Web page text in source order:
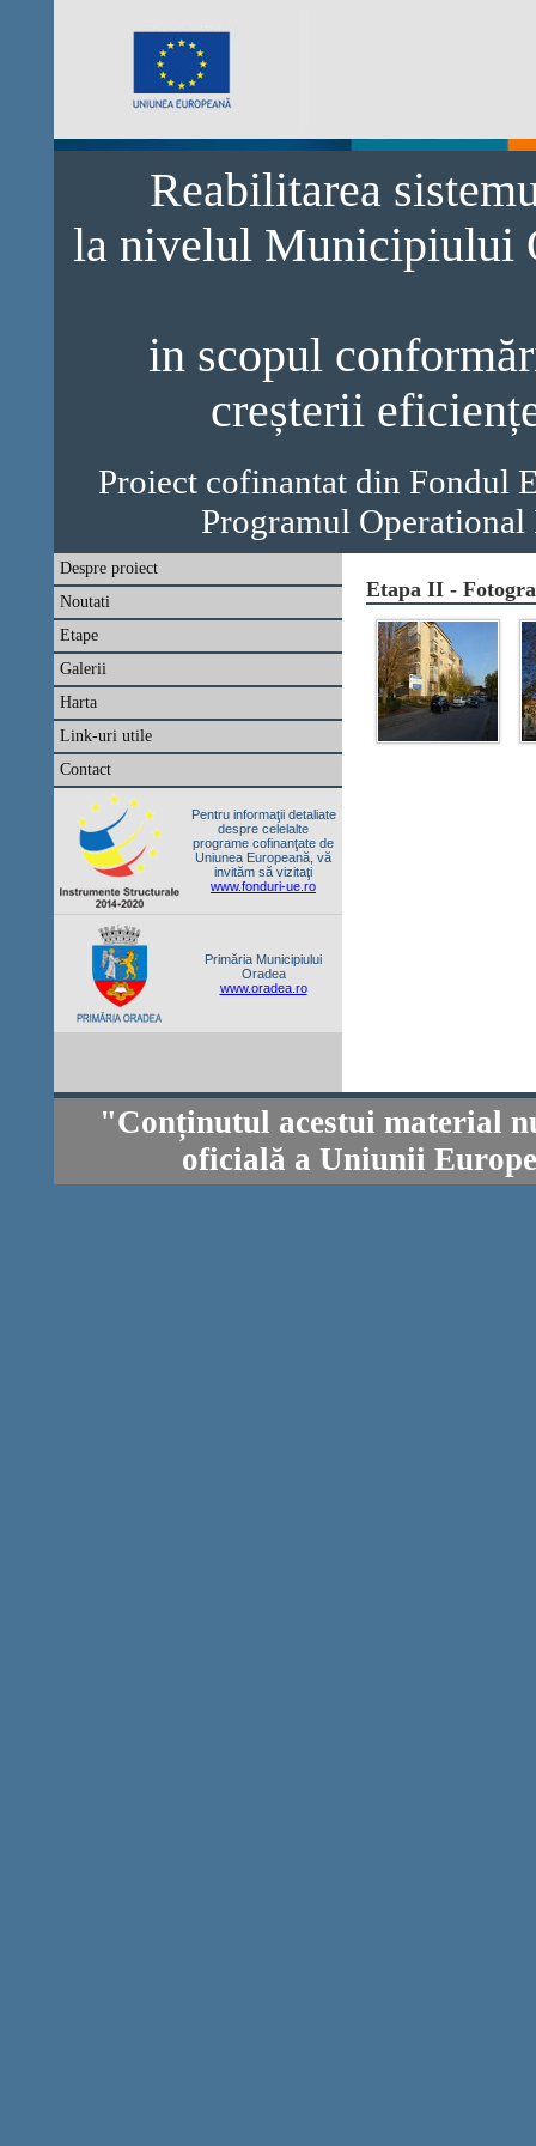
Reabilitarea
la nivelul Municipiului
in scopul
creșterii
Proiect cofinantat din Fondul
Programul
Despre proiect
Noutati
Etape
Galerii
Harta
Link-uri utile
Contact
Pentru informaţii detaliate
despre celelalte
programe cofinanţate de
Uniunea Europeană, vă
invităm să vizitaţi
www.fonduri-ue.ro
Primăria Municipiului
Oradea
www.oradea.ro
Etapa II -
"Conținutul acestui material
oficială a Uniunii